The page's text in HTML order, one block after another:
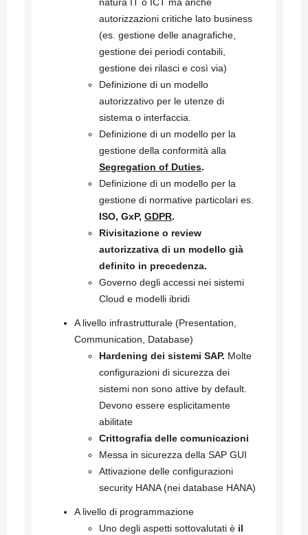
autorizzazioni critiche lato business
(es. gestione delle anagrafiche,
gestione dei periodi contabili,
gestione dei rilasci e così via)
Definizione di un modello
autorizzativo per le utenze di
sistema o interfaccia.
Definizione di un modello per la
gestione della conformità alla
Segregation of Duties.
Definizione di un modello per la
gestione di normative particolari es.
ISO, GxP, GDPR.
Rivisitazione o review
autorizzativa di un modello già
definito in precedenza.
Governo degli accessi nei sistemi
Cloud e modelli ibridi
A livello infrastrutturale (Presentation,
Communication, Database)
Hardening dei sistemi SAP. Molte
configurazioni di sicurezza dei
sistemi non sono attive by default.
Devono essere esplicitamente
abilitate
Crittografia delle comunicazioni
Messa in sicurezza della SAP GUI
Attivazione delle configurazioni
security HANA (nei database HANA)
A livello di programmazione
Uno degli aspetti sottovalutati è il